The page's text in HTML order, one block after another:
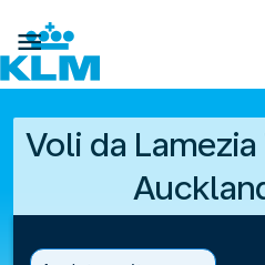

Voli da Lamezia